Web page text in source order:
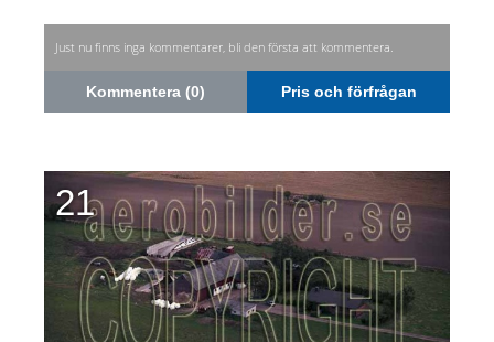
Just nu finns inga kommentarer, bli den första att kommentera.
Kommentera (0) Pris och förfrågan
21